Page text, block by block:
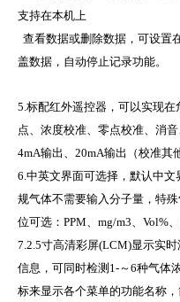
支持在本机上
查看数据或删除数据，可设置
盖数据，自动停止记录功能。
5.标配红外遥控器，可以实现
点、浓度校准、零点校准、消
4mA输出、 20mA输出（校准其
6.中英文界面可选择，默认中
规气体不需要输入分子量，特殊
位可选： PPM mg/m3 Vol%
7. 2.5寸高清彩屏(LCM)显示实
信息，可同时检测 1-～6种气体
标来显示各个菜单的功能名称，